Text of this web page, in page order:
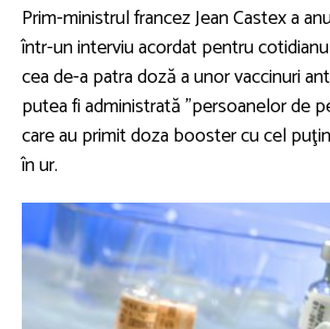
Prim-ministrul francez Jean Castex a
într-un interviu acordat pentru
cea de-a patra doză a unor vaccinuri
putea fi administrată "persoanelor de
care au primit doza booster cu cel
în ur.